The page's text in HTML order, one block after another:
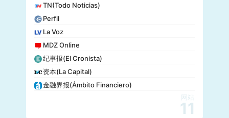
TN(Todo Noticias)
Perfil
La Voz
MDZ Online
纪事报(El Cronista)
资本(La Capital)
金融界报(Ámbito Financiero)
网站
11